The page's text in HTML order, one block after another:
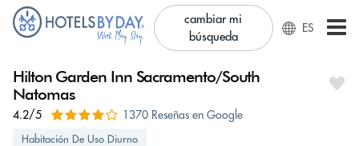
cambiar mi
búsqueda
ES
Hilton Garden Inn Sacramento/South
Natomas
4.2/5 1370 Reseñas en Google
Habitación De Uso Diurno